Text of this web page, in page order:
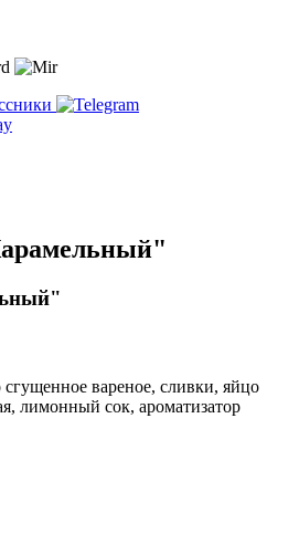
вареное, сливки, яйцо
лимонный сок, ароматизатор